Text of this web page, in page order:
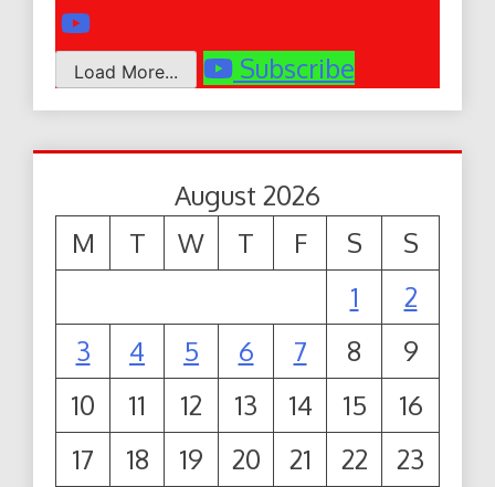
Load More... Subscribe
August 2026
M
T W T F S
S
1
2
3
4 5 6 7 8
9
10
11 12 13 14 15
16
17
18 19 20 21 22
23